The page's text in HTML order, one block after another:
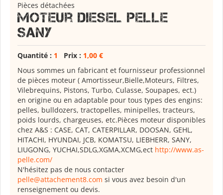
Pièces détachées
Moteur diesel pelle
SANY
Quantité : 1 Prix : 1,00 €
Nous sommes un fabricant et fournisseur professionnel
de pièces moteur ( Amortisseur,Bielle,Moteurs, Filtres,
Vilebrequins, Pistons, Turbo, Culasse, Soupapes, ect.)
en origine ou en adaptable pour tous types des engins:
pelles, bulldozers, tractopelles, minipelles, tracteurs,
poids lourds, chargeuses, etc.Pièces moteur disponibles
chez A&S : CASE, CAT, CATERPILLAR, DOOSAN, GEHL,
HITACHI, HYUNDAI, JCB, KOMATSU, LIEBHERR, SANY,
LIUGONG, YUCHAI,SDLG,XGMA,XCMG,ect http://www.as-
pelle.com/
N'hésitez pas de nous contacter
pelle@attachement8.com si vous avez besoin d'un
renseignement ou devis.